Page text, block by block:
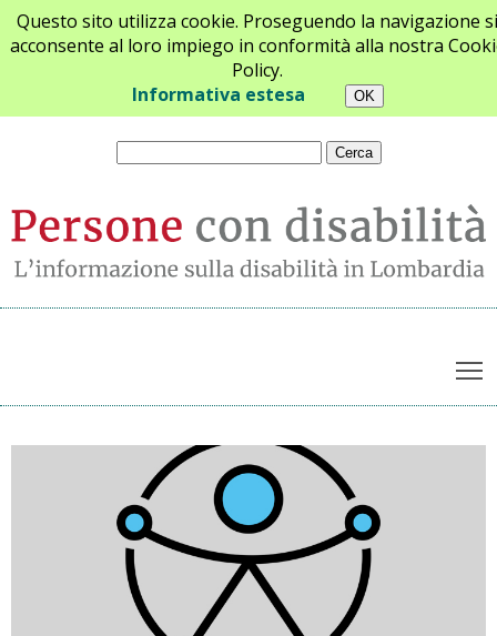
Questo sito utilizza cookie. Proseguendo la navigazione si
acconsente al loro impiego in conformità alla nostra
Policy.
Informativa estesa
Chi siamo Newsletter Contatti
Archivio notizie